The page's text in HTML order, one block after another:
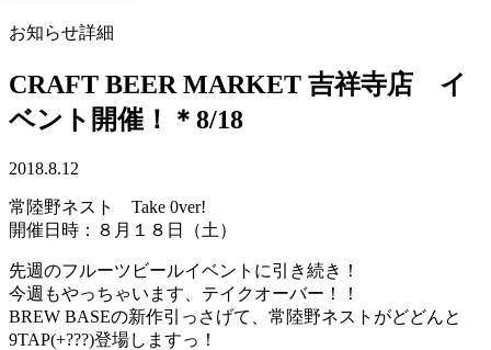
お知らせ詳細
CRAFT BEER MARKET 吉祥寺店 イ
ベント開催！＊8/18
2018.8.12
常陸野ネスト Take 0ver!
開催日時：８月１８日（土）
先週のフルーツビールイベントに引き続き！
今週もやっちゃいます、テイクオーバー！！
BREW BASEの新作引っさげて、常陸野ネストがどどんと
9TAP(+???)登場しますっ！